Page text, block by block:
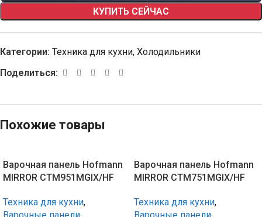
КУПИТЬ СЕЙЧАС
Категории: Техника для кухни, Холодильники
Поделиться:
Похожие товары
Варочная панель Hofmann
MIRROR CTM951MGIX/HF
Техника для кухни,
Варочная панель Hofmann
MIRROR CTM751MGIX/HF
Техника для кухни,